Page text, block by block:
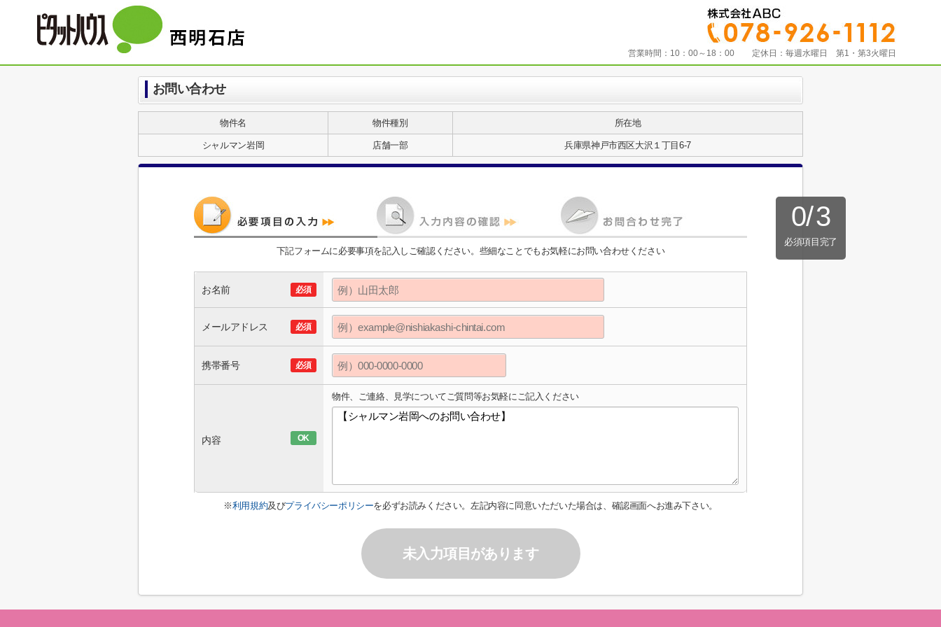
営業時間： 10：00～18：00 定休日： 毎週水曜日 第1・第3火曜日
お問い合わせ
物件名 物件種別 所在地
シャルマン岩岡 店舗一部 兵庫県神戸市西区大沢１丁目6-7
0/3
必須項目完了
下記フォームに必要事項を記入しご確認ください。些細なことでもお気軽にお問い合わせください
お名前 必須
メールアドレス 必須
携帯番号 必須
内容 OK
物件、ご連絡、見学についてご質問等お気軽にご記入ください
※利用規約及びプライバシーポリシーを必ずお読みください。左記内容に同意いただいた場合は、確認画面へお進み下さい。
未入力項目があります